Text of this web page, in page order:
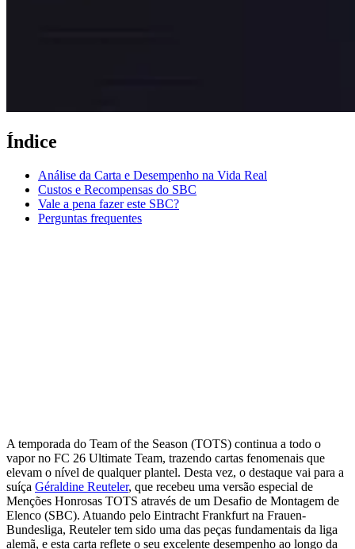
Índice
Análise da Carta e Desempenho na Vida Real
Custos e Recompensas do SBC
Vale a pena fazer este SBC?
Perguntas frequentes
A temporada do Team of the Season (TOTS) continua a todo o
vapor no FC 26 Ultimate Team, trazendo cartas fenomenais que
elevam o nível de qualquer plantel. Desta vez, o destaque vai para a
suíça Géraldine Reuteler, que recebeu uma versão especial de
Menções Honrosas TOTS através de um Desafio de Montagem de
Elenco (SBC). Atuando pelo Eintracht Frankfurt na Frauen-
Bundesliga, Reuteler tem sido uma das peças fundamentais da liga
alemã, e esta carta reflete o seu excelente desempenho ao longo da